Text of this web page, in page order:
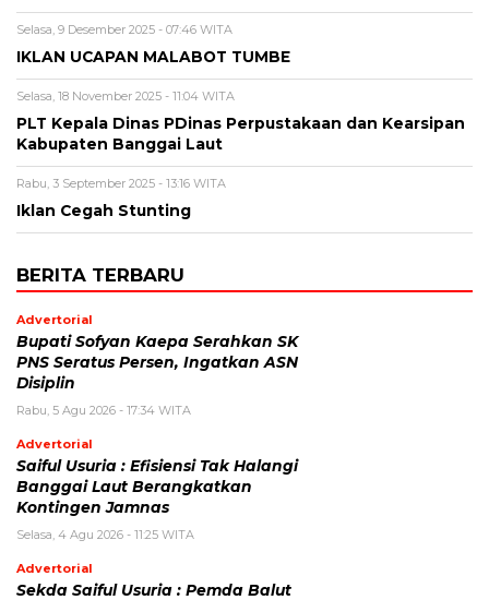
Selasa, 9 Desember 2025 - 07:46 WITA
IKLAN UCAPAN MALABOT TUMBE
Selasa, 18 November 2025 - 11:04 WITA
PLT Kepala Dinas PDinas Perpustakaan dan Kearsipan
Kabupaten Banggai Laut
Rabu, 3 September 2025 - 13:16 WITA
Iklan Cegah Stunting
BERITA TERBARU
Advertorial
Bupati Sofyan Kaepa Serahkan SK
PNS Seratus Persen, Ingatkan ASN
Disiplin
Rabu, 5 Agu 2026 - 17:34 WITA
Advertorial
Saiful Usuria : Efisiensi Tak Halangi
Banggai Laut Berangkatkan
Kontingen Jamnas
Selasa, 4 Agu 2026 - 11:25 WITA
Advertorial
Sekda Saiful Usuria : Pemda Balut